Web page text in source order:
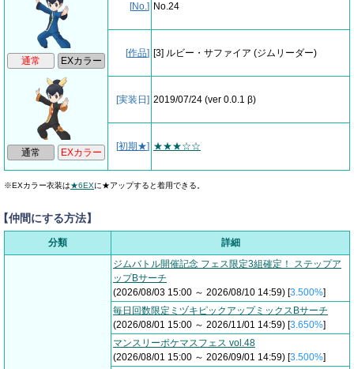
[No.] No.24
[作品] [3] ルビー・サファイア (ジムリーダー)
[実装日] 2019/07/24 (ver 0.0.1 β)
[初期★] ★★★☆☆
※EXカラー衣装は★6EXに★アップすると着用できる。
仲間にする方法】
分類 詳細
ジムバトル開催記念 フェス限定3組確定！ ステップア
ップBサーチ
(2026/08/03 15:00 ～ 2026/08/10 14:59) [3.500%]
毎日回数限定ミヅキピックアップミックスBサーチ
(2026/08/01 15:00 ～ 2026/11/01 14:59) [3.650%]
マンスリーポケマスフェス vol.48
(2026/08/01 15:00 ～ 2026/09/01 14:59) [3.500%]